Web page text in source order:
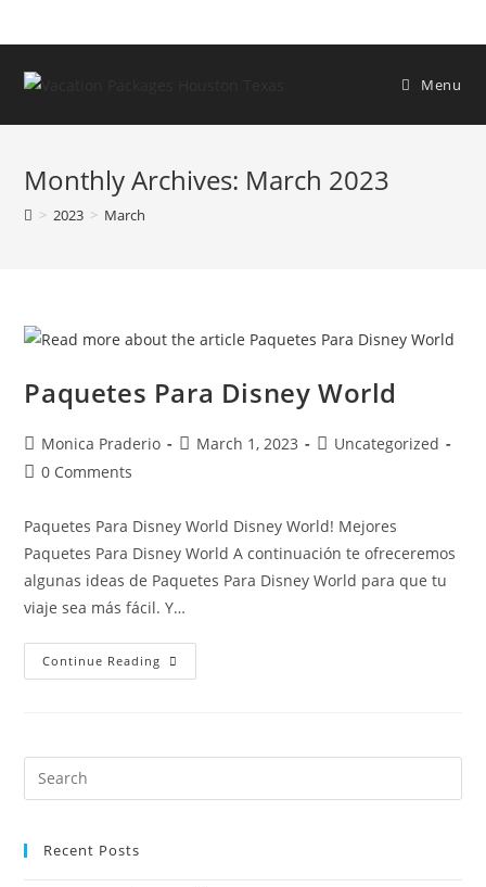
Menu
Monthly Archives: March 2023
> 2023 > March
Paquetes Para Disney World
Monica Praderio March 1, 2023
Uncategorized
0 Comments
Paquetes Para Disney World Disney World! Mejores
Paquetes Para Disney World A continuación te ofreceremos
algunas ideas de Paquetes Para Disney World para que tu
viaje sea más fácil. Y…
Continue Reading
Recent Posts